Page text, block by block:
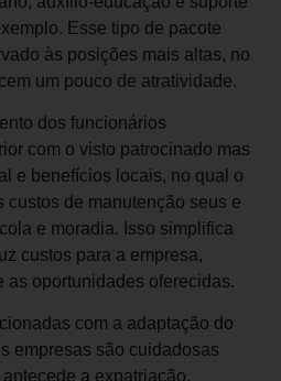
Esse tipo de pacote
às posições mais altas, no
um pouco de atratividade.
dos funcionários
com o visto patrocinado mas
e benefícios locais, no qual o
custos de manutenção seus e
e moradia. Isso simplifica
custos para a empresa,
as oportunidades oferecidas.
com a adaptação do
empresas são cuidadosas
a expatriação,